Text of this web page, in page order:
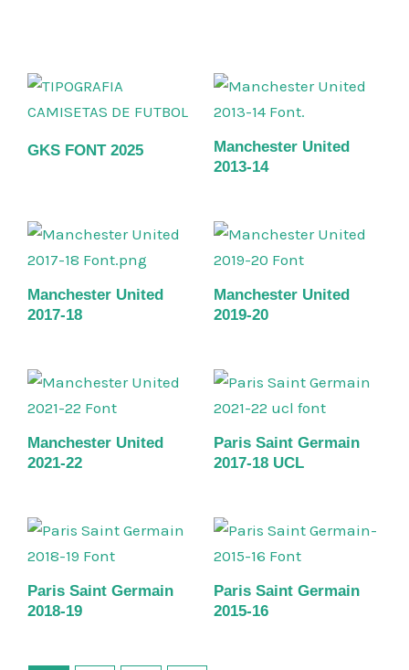
GKS FONT 2025
Manchester United
2013-14
Manchester United
2017-18
Manchester United
2019-20
Manchester United
2021-22
Paris Saint Germain
2017-18 UCL
Paris Saint Germain
2018-19
Paris Saint Germain
2015-16